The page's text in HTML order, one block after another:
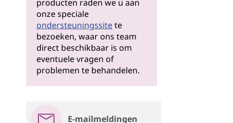
producten raden we u aan
onze speciale
ondersteuningssitete
bezoeken, waar ons team
direct beschikbaar is om
eventuele vragen of
problemen te behandelen.
E-mailmeldingen